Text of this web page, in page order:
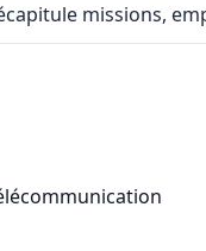
missions,